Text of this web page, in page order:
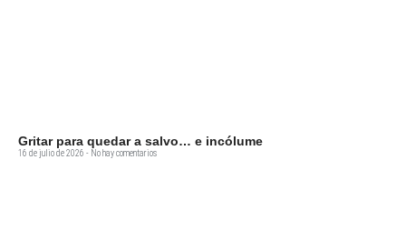
Gritar para quedar a salvo… e incólume
16 de julio de 2026 No hay comentarios